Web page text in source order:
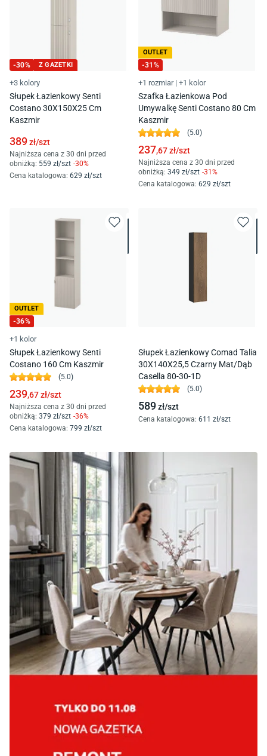
-30% Z GAZETKI
+3 kolory
Słupek Łazienkowy Senti
Costano 30X150X25 Cm
Kaszmir
389zł/szt
Najniższa cena z 30 dni przed
obniżką: 559 zł/szt -30%
Cena katalogowa: 629 zł/szt
OUTLET
-31 %
+1 rozmiar | +1 kolor
Szafka Łazienkowa Pod
Umywalkę Senti Costano 80 Cm
Kaszmir
(5.0)
237,67zł/szt
Najniższa cena z 30 dni przed
obniżką: 349 zł/szt -31 %
Cena katalogowa: 629 zł/szt
OUTLET
-36%
+1 kolor
Słupek Łazienkowy Senti
Costano 160 Cm Kaszmir
(5.0)
239,67zł/szt
Najniższa cena z 30 dni przed
obniżką: 379 zł/szt -36%
Cena katalogowa: 799 zł/szt
Słupek Łazienkowy Comad Talia
30X140X25,5 Czarny Mat/Dąb
Casella 80-30-1D
(5.0)
589zł/szt
Cena katalogowa: 611 zł/szt